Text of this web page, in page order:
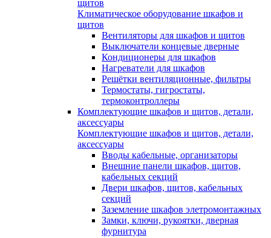
щитов
Климатическое оборудование шкафов и
щитов
Вентиляторы для шкафов и щитов
Выключатели концевые дверные
Кондиционеры для шкафов
Нагреватели для шкафов
Решётки вентиляционные, фильтры
Термостаты, гигростаты,
термоконтроллеры
Комплектующие шкафов и щитов, детали,
аксессуары
Комплектующие шкафов и щитов, детали,
аксессуары
Вводы кабельные, организаторы
Внешние панели шкафов, щитов,
кабельных секций
Двери шкафов, щитов, кабельных
секций
Заземление шкафов элетромонтажных
Замки, ключи, рукоятки, дверная
фурнитура